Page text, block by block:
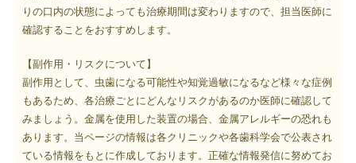
りの口内の状態によっても治療期間は変わりますので、担当医師に
確認することをおすすめします。
【副作用・リスクについて】
副作用として、虫歯になる可能性や知覚過敏になるなど様々な症例
もあるため、各治療ごとにどんなリスクがあるのか医師に確認して
みましょう。金属を使用した装置の場合、金属アレルギーの恐れも
あります。当ページの情報は各クリニックや各歯科学会で公表され
ている情報をもとに作成しております。正確な情報発信に努めてお